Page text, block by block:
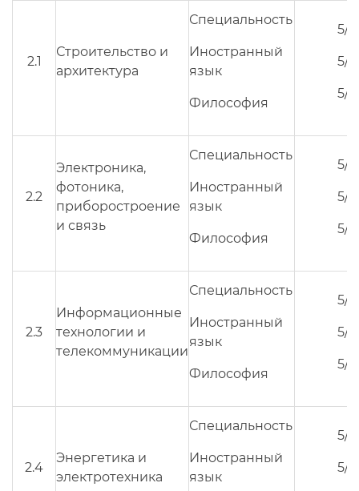
2.1
Строительство и
архитектура
Специальность
Иностранный
язык
Философия
5/3
5/3
5/3
2.2
Электроника,
фотоника,
приборостроение
и связь
Специальность
Иностранный
язык
Философия
5/3
5/3
5/3
2.3
Информационные
технологии и
телекоммуникации
Специальность
Иностранный
язык
Философия
5/3
5/3
5/3
2.4
Энергетика и
электротехника
Специальность
Иностранный
язык
5/3
5/3